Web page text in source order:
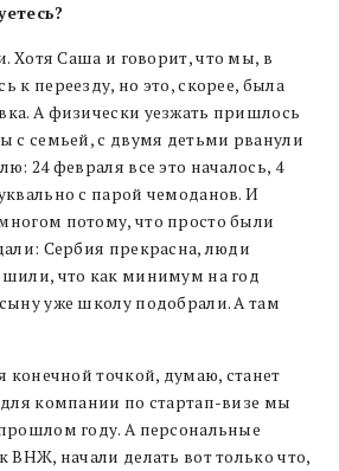
Хотя Саша и говорит, что мы, в
к переезду, но это, скорее, была
А физически уезжать пришлось
с семьей, с двумя детьми рванули
24 февраля все это началось, 4
с парой чемоданов. И
потому, что просто были
Сербия прекрасна, люди
что как минимум на год
уже школу подобрали. А там
конечной точкой, думаю, станет
компании по стартап-визе мы
году. А персональные
ВНЖ, начали делать вот только что,